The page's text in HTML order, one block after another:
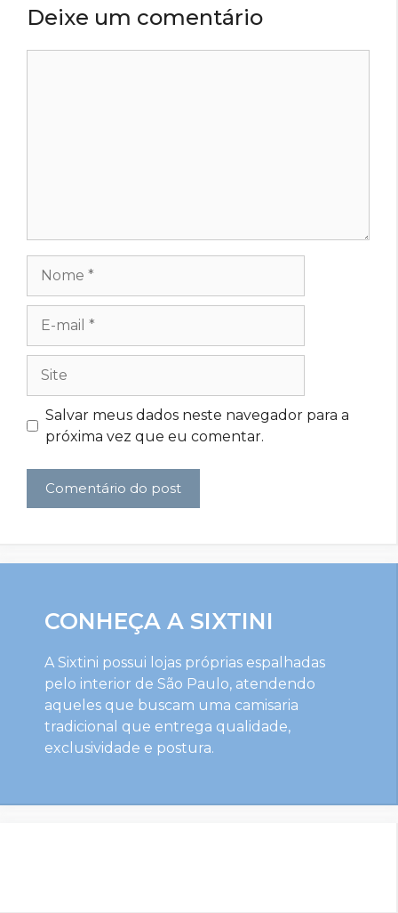
Deixe um comentário
mail
Salvar meus dados neste navegador para a
próxima vez que eu comentar.
CONHEÇA A SIXTINI
A Sixtini possui lojas próprias espalhadas
pelo interior de São Paulo, atendendo
aqueles que buscam uma camisaria
tradicional que entrega qualidade,
exclusividade e postura.